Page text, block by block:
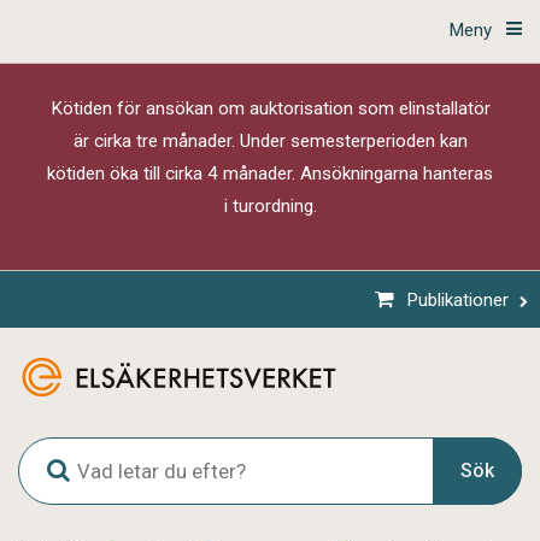
Meny
Kötiden för ansökan om auktorisation som elinstallatör
är cirka tre månader. Under semesterperioden kan
kötiden öka till cirka 4 månader. Ansökningarna hanteras
i turordning.
Publikationer
G
l
o
Sök